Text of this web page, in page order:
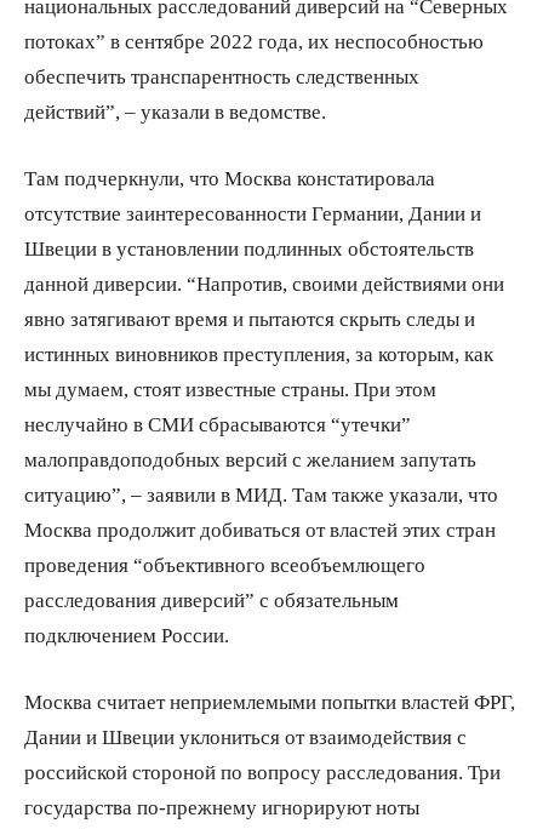
национальных расследований диверсий на “Северных
потоках” в сентябре 2022 года, их неспособностью
обеспечить транспарентность следственных
действий”, – указали в ведомстве.
Там подчеркнули, что Москва констатировала
отсутствие заинтересованности Германии, Дании и
Швеции в установлении подлинных обстоятельств
данной диверсии. “Напротив, своими действиями они
явно затягивают время и пытаются скрыть следы и
истинных виновников преступления, за которым, как
мы думаем, стоят известные страны. При этом
неслучайно в СМИ сбрасываются “утечки”
малоправдоподобных версий с желанием запутать
ситуацию”, – заявили в МИД. Там также указали, что
Москва продолжит добиваться от властей этих стран
проведения “объективного всеобъемлющего
расследования диверсий” с обязательным
подключением России.
Москва считает неприемлемыми попытки властей ФРГ,
Дании и Швеции уклониться от взаимодействия с
российской стороной по вопросу расследования. Три
государства по-прежнему игнорируют ноты